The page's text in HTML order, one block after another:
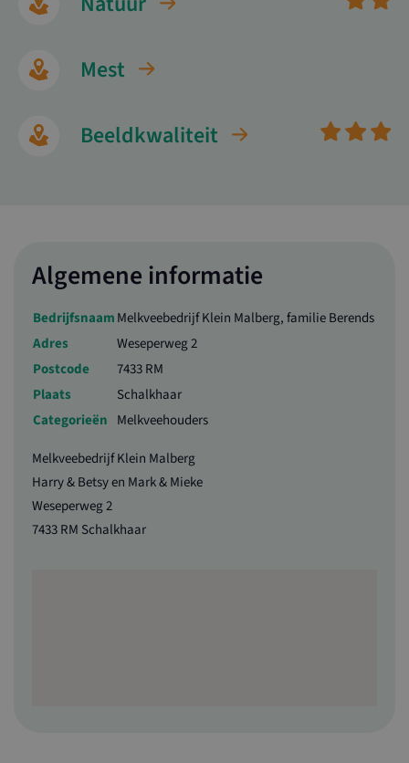
Mest
Beeldkwaliteit
Algemene informatie
BedrijfsnaamMelkveebedrijf Klein Malberg, familie Berends
Adres
Weseperweg 2
Postcode
7433 RM
Plaats
Schalkhaar
Categorieën Melkveehouders
Melkveebedrijf Klein Malberg
Harry & Betsy en Mark & Mieke
Weseperweg 2
7433 RM Schalkhaar